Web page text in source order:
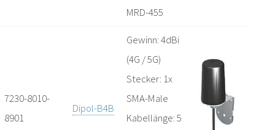
MRD-455
7230-8010-
8901
Dipol-B4B
Gewinn: 4dBi
(4G / 5G)
Stecker: 1x
SMA-Male
Kabellänge: 5